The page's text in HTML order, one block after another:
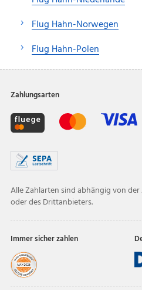
Flug Hahn-Norwegen
Flug Hahn-Polen